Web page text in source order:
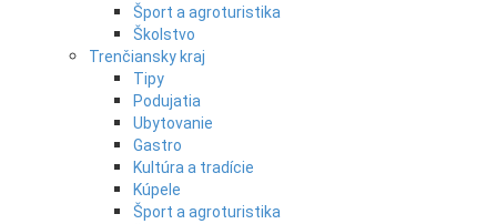
Šport a agroturistika
Školstvo
Trenčiansky kraj
Tipy
Podujatia
Ubytovanie
Gastro
Kultúra a tradície
Kúpele
Šport a agroturistika